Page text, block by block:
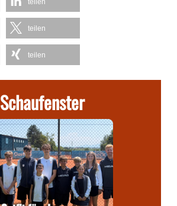
teilen
teilen
teilen
Schaufenster